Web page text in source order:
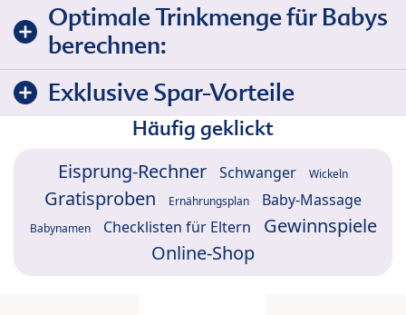
Optimale Trinkmenge für Babys
berechnen:
Exklusive Spar-Vorteile
Häufig geklickt
Eisprung-Rechner Schwanger Wickeln
Gratisproben Ernährungsplan Baby-Massage
Babynamen Checklisten für Eltern
Gewinnspiele
Online-Shop